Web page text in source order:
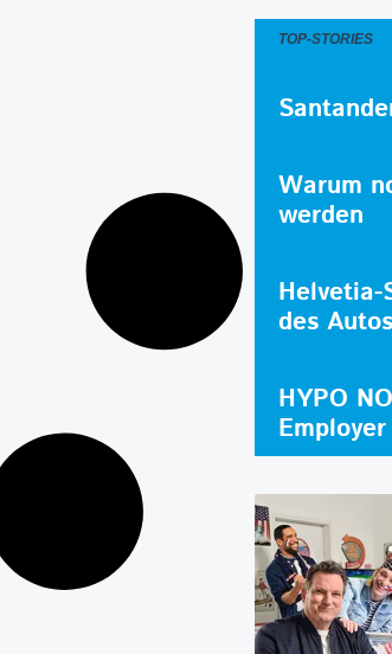
TOP-STORIES
Warum
werden
des Autos
HYPO